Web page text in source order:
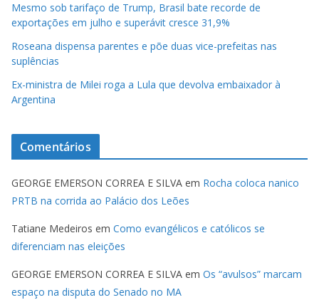
Mesmo sob tarifaço de Trump, Brasil bate recorde de
exportações em julho e superávit cresce 31,9%
Roseana dispensa parentes e põe duas vice-prefeitas nas
suplências
Ex-ministra de Milei roga a Lula que devolva embaixador à
Argentina
Comentários
GEORGE EMERSON CORREA E SILVA em Rocha coloca nanico
PRTB na corrida ao Palácio dos Leões
Tatiane Medeiros em Como evangélicos e católicos se
diferenciam nas eleições
GEORGE EMERSON CORREA E SILVA em Os “avulsos” marcam
espaço na disputa do Senado no MA